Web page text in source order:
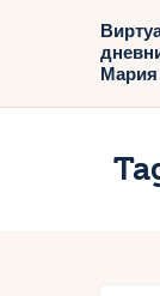
Мария